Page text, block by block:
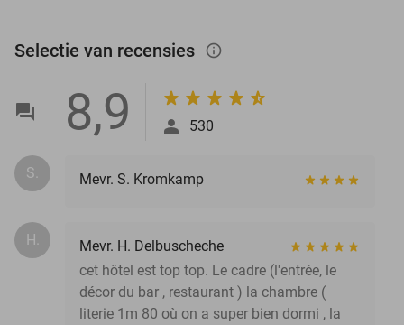
Selectie van recensies info_outlined
8,9 530
S. Mevr. S. Kromkamp
H.
Mevr. H. Delbuscheche
cet hôtel est top top. Le cadre (l'entrée, le
décor du bar , restaurant ) la chambre (
literie 1m 80 où on a super bien dormi , la